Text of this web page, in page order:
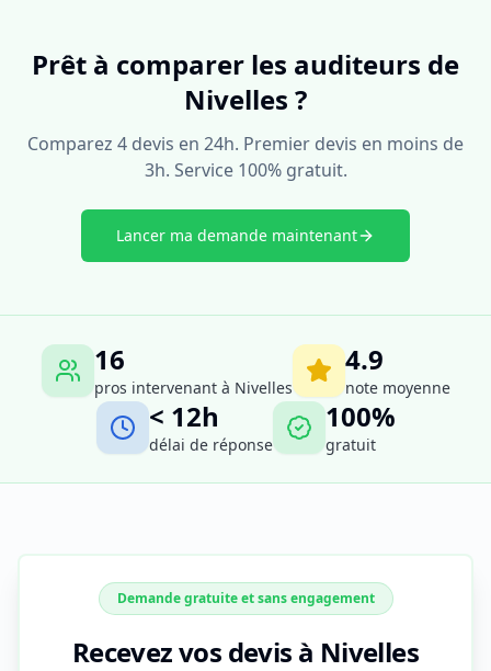
Prêt à comparer les auditeurs de
Nivelles ?
Comparez 4 devis en 24h. Premier devis en moins de
3h. Service 100% gratuit.
Lancer ma demande maintenant
16
pros intervenant à Nivelles
4.9
note moyenne
< 12h
délai de réponse
100%
gratuit
Demande gratuite et sans engagement
Recevez vos devis à Nivelles